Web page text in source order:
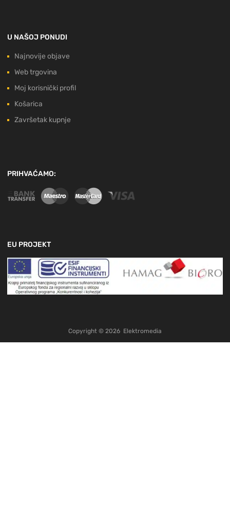
U NAŠOJ PONUDI
Najnovije objave
Web trgovina
Moj korisnički profil
Košarica
Završetak kupnje
PRIHVAĆAMO:
EU PROJEKT
Copyright © 2026 Elektromedia